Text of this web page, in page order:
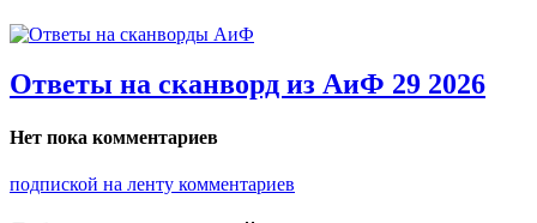
Ответы на сканворд из АиФ 29 2026
Нет пока комментариев
подпиской на ленту комментариев